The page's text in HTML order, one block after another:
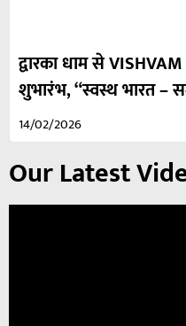
द्वारका धाम से
शुभारंभ, “स्वस्थ भारत –
14/02/2026
Our Latest